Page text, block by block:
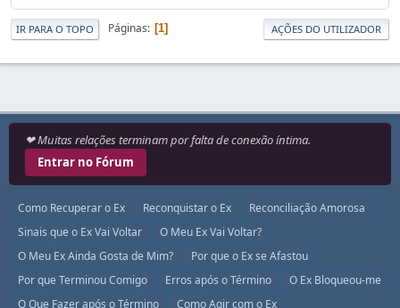
IR PARA O TOPO Páginas 1 AÇÕES DO UTILIZADOR
❤ Muitas relações terminam por falta de conexão íntima.
Entrar no Fórum
Como Recuperar o Ex Reconquistar o Ex
Reconciliação Amorosa
Sinais que o Ex Vai Voltar
O Meu Ex Vai Voltar?
O Meu Ex Ainda Gosta de Mim?
Por que o Ex se Afastou
Por que Terminou Comigo
Erros após o Término
O Ex Bloqueou-me
O Que Fazer após o Término
Como Agir com o Ex